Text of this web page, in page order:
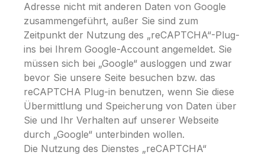
Adresse nicht mit anderen Daten von Google
zusammengeführt, außer Sie sind zum
Zeitpunkt der Nutzung des „reCAPTCHA“-Plug-
ins bei Ihrem Google-Account angemeldet. Sie
müssen sich bei „Google“ ausloggen und zwar
bevor Sie unsere Seite besuchen bzw. das
reCAPTCHA Plug-in benutzen, wenn Sie diese
Übermittlung und Speicherung von Daten über
Sie und Ihr Verhalten auf unserer Webseite
durch „Google“ unterbinden wollen.
Die Nutzung des Dienstes „reCAPTCHA“